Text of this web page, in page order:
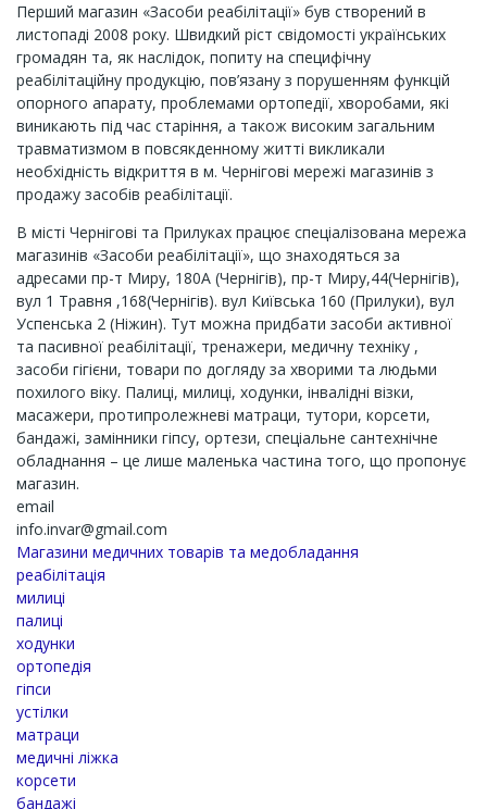
Перший магазин «Засоби реабілітації» був створений в
листопаді 2008 року. Швидкий ріст свідомості українських
громадян та, як наслідок, попиту на специфічну
реабілітаційну продукцію, пов’язану з порушенням функцій
опорного апарату, проблемами ортопедії, хворобами, які
виникають під час старіння, а також високим загальним
травматизмом в повсякденному житті викликали
необхідність відкриття в м. Чернігові мережі магазинів з
продажу засобів реабілітації.
В місті Чернігові та Прилуках працює спеціалізована мережа
магазинів «Засоби реабілітації», що знаходяться за
адресами пр-т Миру, 180А (Чернігів), пр-т Миру,44(Чернігів),
вул 1 Травня ,168(Чернігів). вул Київська 160 (Прилуки), вул
Успенська 2 (Ніжин). Тут можна придбати засоби активної
та пасивної реабілітації, тренажери, медичну техніку ,
засоби гігієни, товари по догляду за хворими та людьми
похилого віку. Палиці, милиці, ходунки, інвалідні візки,
масажери, протипролежневі матраци, тутори, корсети,
бандажі, замінники гіпсу, ортези, спеціальне сантехнічне
обладнання – це лише маленька частина того, що пропонує
магазин.
email
info.invar@gmail.com
Магазини медичних товарів та медобладання
реабілітація
милиці
палиці
ходунки
ортопедія
гіпси
устілки
матраци
медичні ліжка
корсети
бандажі